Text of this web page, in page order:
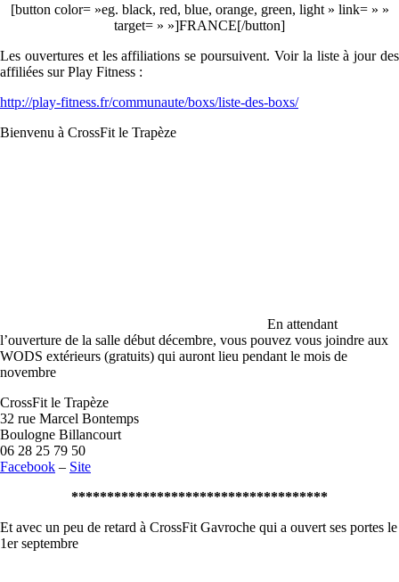
[button color= »eg. black, red, blue, orange, green, light » link= » »
target= » »]FRANCE[/button]
Les ouvertures et les affiliations se poursuivent. Voir la liste à jour des
affiliées sur Play Fitness :
http://play-fitness.fr/communaute/boxs/liste-des-boxs/
Bienvenu à CrossFit le Trapèze
En attendant
l’ouverture de la salle début décembre, vous pouvez vous joindre aux
WODS extérieurs (gratuits) qui auront lieu pendant le mois de
novembre
CrossFit le Trapèze
32 rue Marcel Bontemps
Boulogne Billancourt
06 28 25 79 50
Facebook – Site
************************************
Et avec un peu de retard à CrossFit Gavroche qui a ouvert ses portes le
1er septembre